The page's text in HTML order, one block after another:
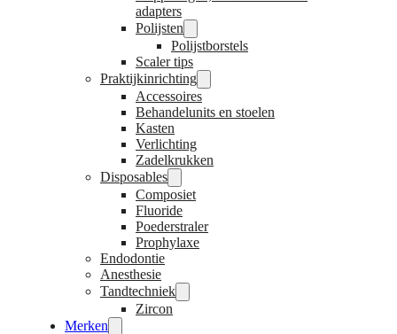
adapters
Polijsten
Polijstborstels
Scaler tips
Praktijkinrichting
Accessoires
Behandelunits en stoelen
Kasten
Verlichting
Zadelkrukken
Disposables
Composiet
Fluoride
Poederstraler
Prophylaxe
Endodontie
Anesthesie
Tandtechniek
Zircon
Merken